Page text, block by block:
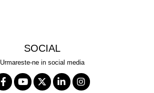
SOCIAL
Urmareste-ne in social media